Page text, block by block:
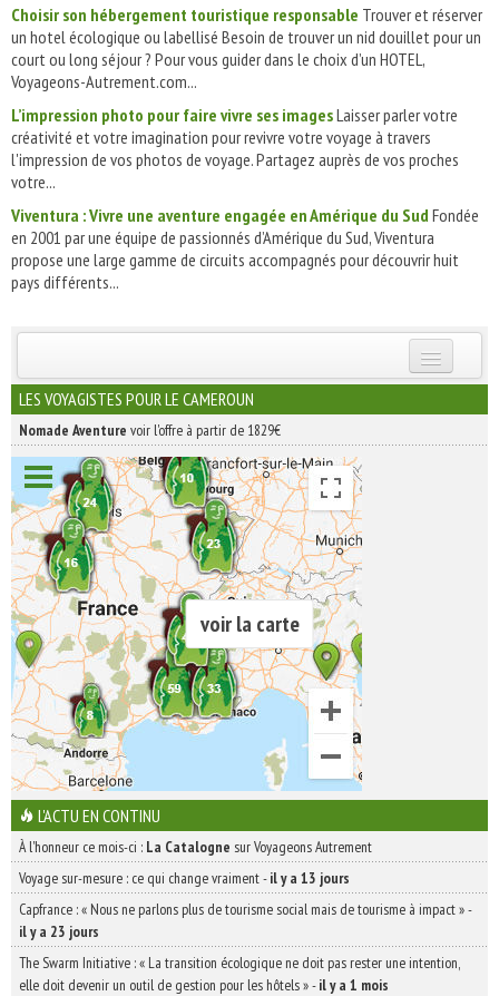
Choisir son hébergement touristique responsable Trouver et réserver
un hotel écologique ou labellisé Besoin de trouver un nid douillet pour un
court ou long séjour ? Pour vous guider dans le choix d’un HOTEL,
Voyageons-Autrement.com...
L’impression photo pour faire vivre ses imagesLaisser parler votre
créativité et votre imagination pour revivre votre voyage à travers
l'impression de vos photos de voyage. Partagez auprès de vos proches
votre...
Viventura : Vivre une aventure engagée en Amérique du Sud Fondée
en 2001 par une équipe de passionnés d’Amérique du Sud, Viventura
propose une large gamme de circuits accompagnés pour découvrir huit
pays différents...
INSCRIVEZ-VOUS | ABONNEZ-VOUS
LES VOYAGISTES POUR LE CAMEROUN
Nomade Aventure voir l'offre à partir de 1829€
voir la carte
L'ACTU EN CONTINU
À l'honneur ce mois-ci : La Catalogne sur Voyageons Autrement
Voyage sur-mesure : ce qui change vraiment-il y a 13 jours
Capfrance : « Nous ne parlons plus de tourisme social mais de tourisme à impact »-
il y a 23 jours
The Swarm Initiative : « La transition écologique ne doit pas rester une intention,
elle doit devenir un outil de gestion pour les hôtels »-il y a 1 mois